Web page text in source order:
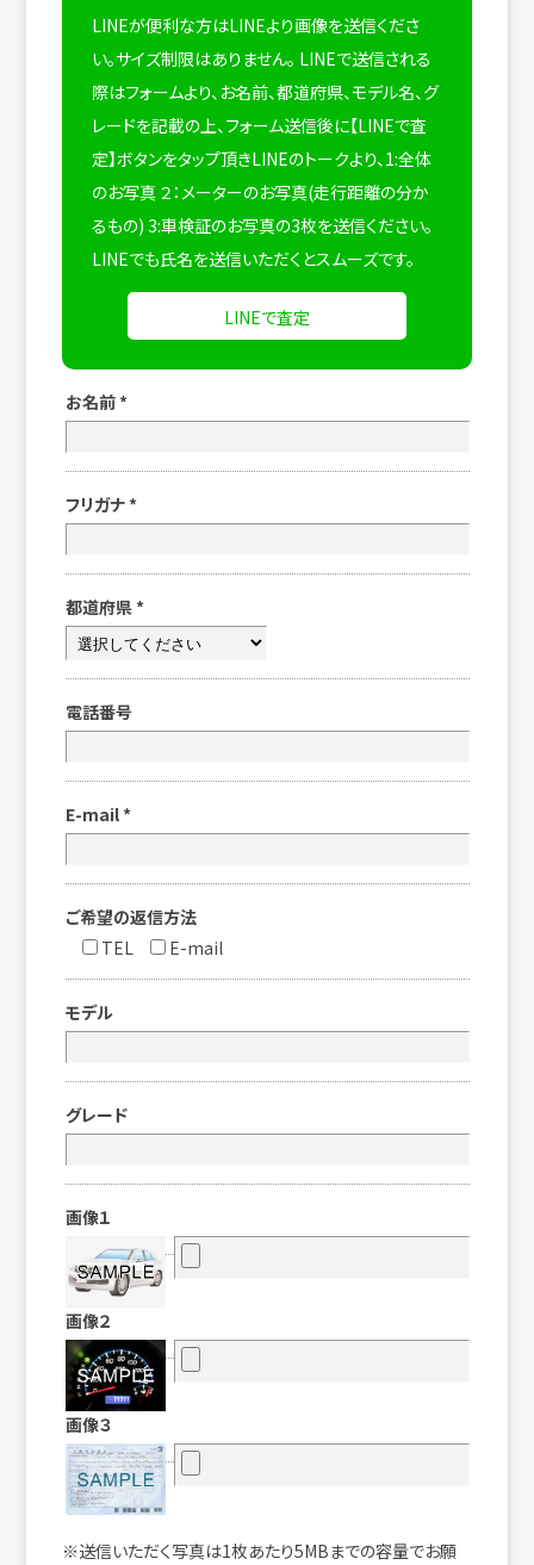
LINEが便利な方はLINEより画像を送信くださ
い。サイズ制限はありません。 LINEで送信される
際はフォームより、お名前、都道府県、モデル名、グ
レードを記載の上、フォーム送信後に【LINEで査
定】ボタンをタップ頂きLINEのトークより、1:全体
のお写真 ２：メーターのお写真(走行距離の分か
るもの) 3:車検証のお写真の3枚を送信ください。
LINEでも氏名を送信いただくとスムーズです。
LINEで査定
お名前 *
フリガナ *
都道府県 *
電話番号
E-mail *
ご希望の返信方法
TEL
E-mail
モデル
グレード
画像１
画像２
画像３
※送信いただく写真は1枚あたり5MBまでの容量でお願